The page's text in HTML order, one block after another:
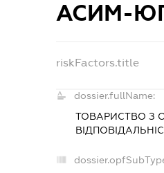
АСИМ-
riskFactors.title
dossier.fullName:
ТОВАРИСТВО З